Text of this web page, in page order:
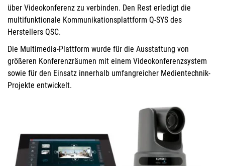
über Videokonferenz zu verbinden. Den Rest erledigt die
multifunktionale Kommunikationsplattform Q-SYS des
Herstellers QSC.
Die Multimedia-Plattform wurde für die Ausstattung von
größeren Konferenzräumen mit einem Videokonferenzsystem
sowie für den Einsatz innerhalb umfangreicher Medientechnik-
Projekte entwickelt.